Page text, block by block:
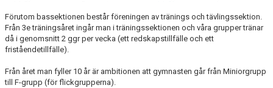
Förutom bassektionen består föreningen av tränings och tävlingssektion.
Från 3e träningsåret ingår man i träningssektionen och våra grupper tränar
då i genomsnitt 2 ggr per vecka (ett redskapstillfälle och ett
friståendetillfälle).
Från året man fyller 10 år är ambitionen att gymnasten går från Miniorgrupp
till F-grupp (för flickgrupperna).